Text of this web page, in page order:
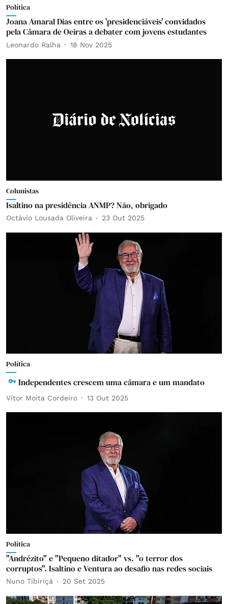
Política
Joana Amaral Dias entre os 'presidenciáveis' convidados
pela Câmara de Oeiras a debater com jovens estudantes
Leonardo Ralha 18 Nov 2025
Colunistas
Isaltino na presidência ANMP? Não, obrigado
Octávio Lousada Oliveira 23 Out 2025
Política
Independentes crescem uma câmara e um mandato
Vítor Moita Cordeiro 13 Out 2025
Política
"Andrézito" e "Pequeno ditador" vs. "o terror dos
corruptos". Isaltino e Ventura ao desafio nas redes sociais
Nuno Tibiriçá 20 Set 2025